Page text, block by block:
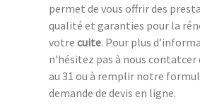
permet de vous offrir des
qualité et garanties pour la
votre cuite. Pour plus
n’hésitez pas à nous
au 31 ou à remplir notre
demande de devis en ligne.